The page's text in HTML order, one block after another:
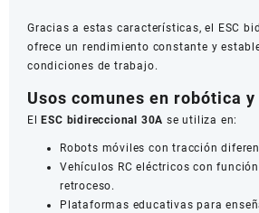
Gracias a estas características, el ESC
ofrece un rendimiento constante y
condiciones de trabajo.
Usos comunes en robótica y
ElESC bidireccional 30A se utiliza en:
Robots móviles con tracción
Vehículos RC eléctricos con
retroceso.
Plataformas educativas para